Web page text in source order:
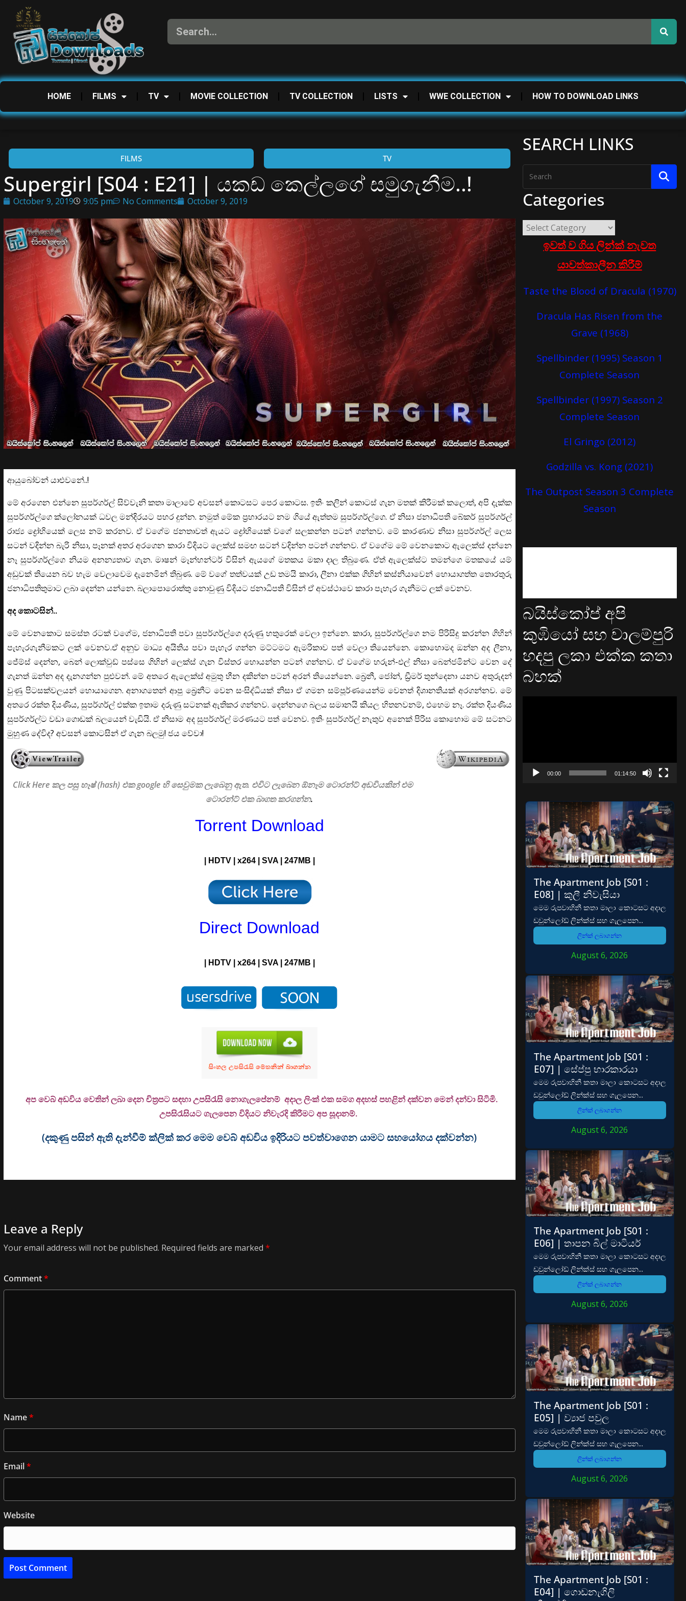
HOME FILMS TV MOVIE COLLECTION TV COLLECTION LISTS WWE COLLECTION HOW TO DOWNLOAD LINKS
FILMS TV
Supergirl [S04 : E21] | යකඩ කෙල්ලගේ සමුගැනීම..!
October 9, 2019 9:05 pm No Comments October 9, 2019
ආයුබෝවන් යාළුවනේ..!
මේ අරගෙන එන්නෙ සුපර්ගර්ල් සිව්වැනි කතා මාලාවේ අවසන් කොටසට පෙර කොටස. ඉතිං කලින් කොටස් ගැන මතක් කිරීමක් කලොත්, අපි දැක්ක
සුපර්ගර්ල්ගෙ ක්ලෝනයක් ධවල මන්දිරයට පහර දුන්න. නමුත් මේක ප්‍රහාරයට නම ගියේ ඇත්තම සුපර්ගර්ල්ගෙ. ඒ නිසා ජනාධිපති බේකර් සුපර්ගර්ල්
රාජ්‍ය ද්‍රෝහියෙක් ලෙස නම් කරනව. ඒ වගේම ජනතාවත් ඇයට ද්‍රෝහියෙක් වගේ සලකන්න පටන් ගන්නව. මේ කාරණාව නිසා සුපර්ගර්ල් ලෙස
සටන් වදින්න බැරි නිසා, පෑනක් අතර අරගෙන කාරා විදියට ලෙක්ස් සමඟ සටන් වදින්න පටන් ගන්නව. ඒ වගේම මේ වෙනකොට ඇලෙක්ස් දන්නෙ
නෑ සුපර්ගර්ල්ගෙ නියම අනන්‍යතාව ගැන. මාෂන් මෑන්හන්ටර් විසින් ඇයගේ මතකය මකා දාල තිබුණෙ. ඒත් ඇලෙක්ස්ට තමන්ගෙ මතකයේ යම්
අඩුවක් තියෙන බව හැම වෙලාවෙම දැනෙමින් තිබුණ. මේ වගේ තත්වයක් උඩ තමයි කාරා, ලීනා එක්ක ගිහින් කස්නියාවෙන් හොයාගත්ත තොරතුරු
ජනාධිපතිතුමාට ලබා දෙන්න යන්නෙ. බලාපොරොත්තු නොවුණු විදියට ජනාධිපති විසින් ඒ අවස්ථාවෙ කාරා පැහැර ගැනීමට ලක් වෙනව.
අද කොටසින්..
මේ වෙනකොට සමස්ත රටක් වගේම, ජනාධිපති පවා සුපර්ගර්ල්ගෙ දරුණු හතුරෙක් වෙලා ඉන්නෙ. කාරා, සුපර්ගර්ල්ගෙ නම පිරිසිදු කරන්න ගිහින්
පැහැරගැනීමකට ලක් වෙනව.ඒ අනුව මාධ්‍ය අයිතිය පවා පැහැර ගන්න මට්ටමට ඇමරිකාව පත් වෙලා තියෙන්නෙ. කොහොමද ඔන්න අද ලීනා,
ජේම්ස් දෙන්න, බෙන් ලොක්වුඩ් පස්සෙ ගිහින් ලෙක්ස් ගැන විස්තර හොයන්න පටන් ගන්නව. ඒ වගේම හරුන්-එල් නිසා බෙන්ජමින්ට වෙන දේ
ගැනත් ඔන්න අද දැනගන්න පුළුවන්. මේ අතරෙ ඇලෙක්ස් අමුතු හීන දකින්න පටන් අරන් තියෙන්නෙ. බ්‍රෙනී, ජෝන්, ඩ්‍රීමර් තුන්දෙනා යනව අතුරුදන්
වුණු පිටසක්වලයන් හොයාගෙන. අනාගතෙන් ආපු බ්‍රෙනීට වෙන සංසිද්ධියක් නිසා ඒ ගමන සම්පූර්ණයෙන්ම වෙනත් දිශානතියක් අරගන්නව. මේ
අතරෙ රක්ත දියණිය, සුපර්ගර්ල් එක්ක ඉතාම දරුණු සටනක් ඇතිකර ගන්නව. දෙන්නගෙ බලය සමානයි කියල හිතනවනම්, එහෙම නෑ. රක්ත දියණිය
සුපර්ගර්ල්ට වඩා ගොඩක් බලයෙන් වැඩියි. ඒ නිසාම අද සුපර්ගර්ල් මරණයට පත් වෙනව. ඉතිං සුපර්ගර්ල් නැතුව අනෙක් පිරිස කොහොම මේ සටනට
මුහුණ දේවිද? අවසන් කොටසින් ඒ ගැන බලමු! ජය වේවා!
Click Here කල පසු හෑෂ් (hash) එක google හි සෙවුමක ලැබෙනු ඇත. එවිට ලැබෙන ඕනෑම ටොරන්ට් අඩවියකින් එම
ටොරන්ට් එක බාගත කරගන්න.
Torrent Download
| HDTV | x264 | SVA | 247MB |
Direct Download
| HDTV | x264 | SVA | 247MB |
අප වෙබ් අඩවිය වෙතින් ලබා දෙන චිත්‍රපට සඳහා උපසිරැසි නොගැලපේනම් අදාල ලිංක් එක සමග අදහස් පහළින් දක්වන මෙන් දන්වා සිටිමි.
උපසිරැසියට ගැලපෙන විදියට නිවැරදි කිරීමට අප සූදානම්.
(දකුණු පසින් ඇති දැන්වීම් ක්ලික් කර මෙම වෙබ් අඩවිය ඉදිරියට පවත්වාගෙන යාමට සහයෝගය දක්වන්න)
Leave a Reply
Your email address will not be published. Required fields are marked *
Comment*
Name*
Email*
Website
SEARCH LINKS
Categories
ඉවත් ව ගිය ලින්ක් නැවත
යාවත්කාලීන කිරීම්
Taste the Blood of Dracula (1970)
Dracula Has Risen from the
Grave (1968)
Spellbinder (1995) Season 1
Complete Season
Spellbinder (1997) Season 2
Complete Season
El Gringo (2012)
Godzilla vs. Kong (2021)
The Outpost Season 3 Complete
Season
බයිස්කෝප් අපි
කුඹියෝ සහ වාලම්පුරි
හදපු ලකා එක්ක කතා
බහක්
00:00 01:14:50
The Apartment Job [S01 :
E08] | කුලී නිවැසියා
මෙම රුපවාහිනී කතා මාලා කොටසට අදාල
ඩවුන්ලෝඩ් ලින්ක්ස් සහ ගැලපෙන...
ලින්ක් ලබාගන්න
August 6, 2026
The Apartment Job [S01 :
E07] | සේප්පු භාරකාරයා
මෙම රුපවාහිනී කතා මාලා කොටසට අදාල
ඩවුන්ලෝඩ් ලින්ක්ස් සහ ගැලපෙන...
ලින්ක් ලබාගන්න
August 6, 2026
The Apartment Job [S01 :
E06] | තාපන බිල් මාටියර්
මෙම රුපවාහිනී කතා මාලා කොටසට අදාල
ඩවුන්ලෝඩ් ලින්ක්ස් සහ ගැලපෙන...
ලින්ක් ලබාගන්න
August 6, 2026
The Apartment Job [S01 :
E05] | ව්‍යාජ පවුල
මෙම රුපවාහිනී කතා මාලා කොටසට අදාල
ඩවුන්ලෝඩ් ලින්ක්ස් සහ ගැලපෙන...
ලින්ක් ලබාගන්න
August 6, 2026
The Apartment Job [S01 :
E04] | ගොඩනැගිලි